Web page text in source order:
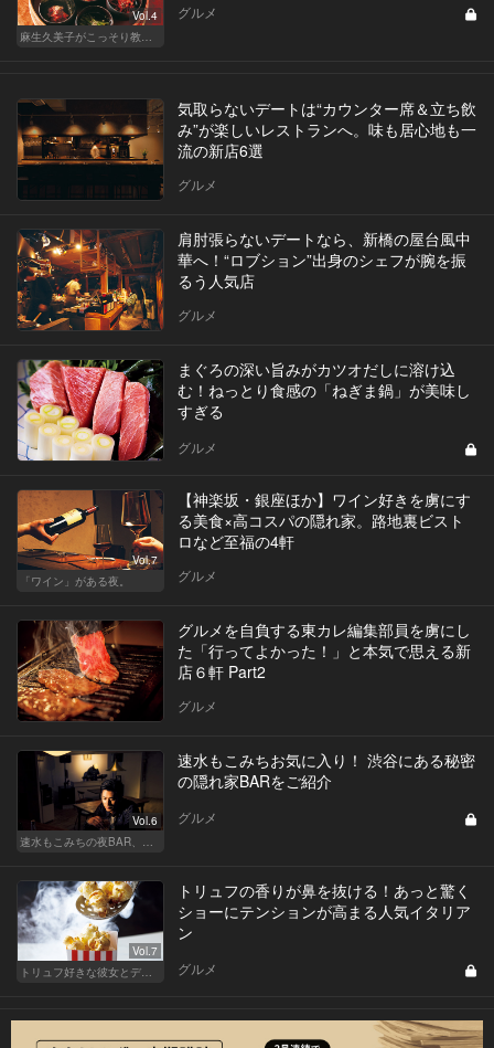
Vol.4
麻生久美子がこっそり教える「私の秘密ごはん」
グルメ
気取らないデートは“カウンター席＆立ち飲
み”が楽しいレストランへ。味も居心地も一
流の新店6選
グルメ
肩肘張らないデートなら、新橋の屋台風中
華へ！“ロブション”出身のシェフが腕を振
るう人気店
グルメ
まぐろの深い旨みがカツオだしに溶け込
む！ねっとり食感の「ねぎま鍋」が美味し
すぎる
グルメ
Vol.7
「ワイン」がある夜。
【神楽坂・銀座ほか】ワイン好きを虜にす
る美食×高コスパの隠れ家。路地裏ビスト
ロなど至福の4軒
グルメ
グルメを自負する東カレ編集部員を虜にし
た「行ってよかった！」と本気で思える新
店６軒 Part2
グルメ
Vol.6
速水もこみちの夜BAR、夜メシ、夜レシピ
速水もこみちお気に入り！ 渋谷にある秘密
の隠れ家BARをご紹介
グルメ
Vol.7
トリュフ好きな彼女とデートにおすすめ！東京の人気店
トリュフの香りが鼻を抜ける！あっと驚く
ショーにテンションが高まる人気イタリア
ン
グルメ